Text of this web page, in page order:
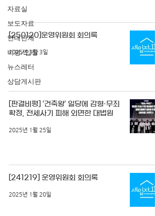
자료실
보도자료
연대단체
비평/입장
뉴스레터
상담게시판
[250120]운영위원회 회의록
2025년 3월 3일
[판결비평] ‘건축왕’ 일당에 감형·무죄
확정, 전세사기 피해 외면한 대법원
2025년 1월 25일
[241219] 운영위원회 회의록
2025년 1월 20일